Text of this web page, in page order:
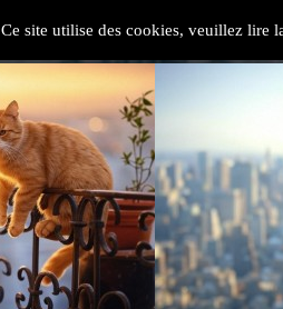
Ce site utilise des cookies, veuillez lire